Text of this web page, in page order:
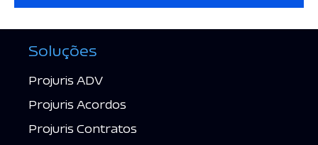
Soluções
Projuris Acordos
Projuris Contratos
Projuris Empresas